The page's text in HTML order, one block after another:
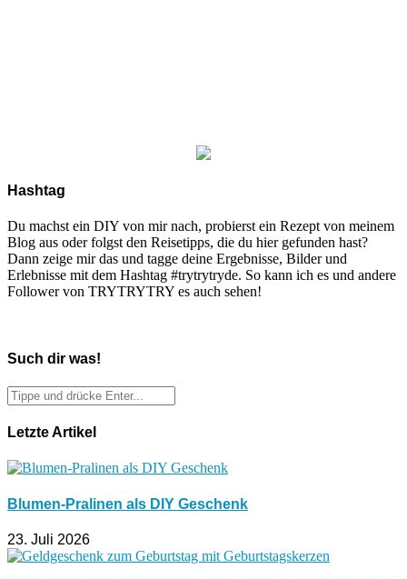
Hashtag
Du machst ein DIY von mir nach, probierst ein Rezept von meinem
Blog aus oder folgst den Reisetipps, die du hier gefunden hast?
Dann zeige mir das und tagge deine Ergebnisse, Bilder und
Erlebnisse mit dem Hashtag #trytrytryde. So kann ich es und andere
Follower von TRYTRYTRY es auch sehen!
Such dir was!
Letzte Artikel
Blumen-Pralinen als DIY Geschenk
23. Juli 2026